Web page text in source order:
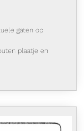
gaten op
plaatje en